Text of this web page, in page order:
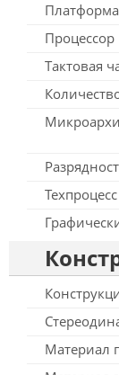
Платформа
Процессор
Тактовая
Техпроцесс
Материал